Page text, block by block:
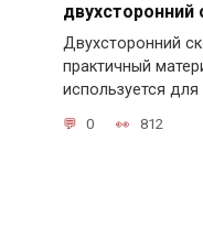
двухсторонний
Двухсторонний
практичный
используется для
0 812